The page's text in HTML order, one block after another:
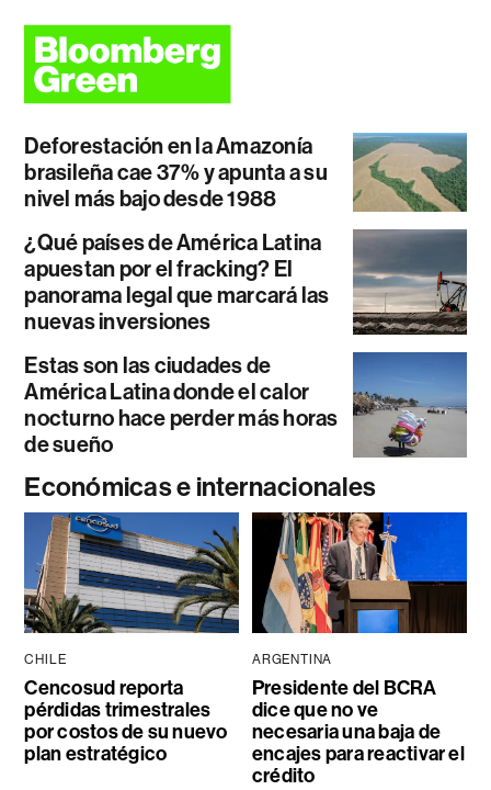
Deforestación en la Amazonía
brasileña cae 37% y apunta a su
nivel más bajo desde 1988
¿Qué países de América Latina
apuestan por el fracking? El
panorama legal que marcará las
nuevas inversiones
Estas son las ciudades de
América Latina donde el calor
nocturno hace perder más horas
de sueño
Económicas e internacionales
CHILE
Cencosud reporta
pérdidas trimestrales
por costos de su nuevo
plan estratégico
ARGENTINA
Presidente del BCRA
dice que no ve
necesaria una baja de
encajes para reactivar el
crédito